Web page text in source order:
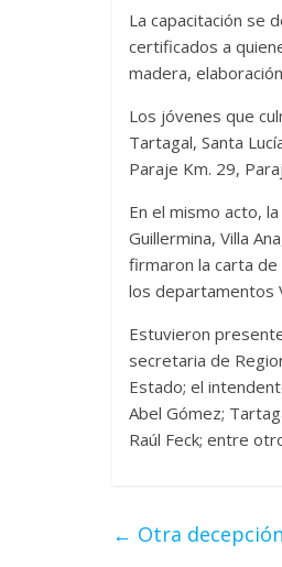
La capacitación se
certificados a
madera,
Los jóvenes que
Tartagal, Santa
Paraje Km. 29,
En el mismo acto,
Guillermina, Villa
firmaron la carta
los departamentos
Estuvieron
secretaria de
Estado; el
Abel Gómez;
Raúl Feck; entre
← Otra